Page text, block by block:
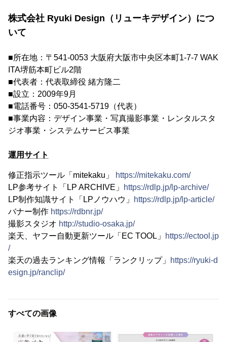
株式会社 Ryuki Design（リューキデザイン）につ
いて
■所在地：〒541-0053 大阪府大阪市中央区本町1-7-7 WAK
ITA堺筋本町ビル2階
■代表者：代表取締役 緒方隆二
■設立：2009年9月
■電話番号：050-3541-5719（代表）
■事業内容：デザイン事業・写真撮影事業・レンタルスタ
ジオ事業・システムサービス事業
運用サイト
修正指示ツール「mitekaku」
https://mitekaku.com/
LP参考サイト「LP ARCHIVE」
https://rdlp.jp/lp-archive/
LP制作知識サイト「LPノウハウ」
https://rdlp.jp/lp-article/
バナー制作 https://rdbnr.jp/
撮影スタジオ http://studio-osaka.jp/
楽天、ヤフー自動更新ツール「EC TOOL」
https://ectool.jp
/
楽天の過去ランキング情報「ランクリップ」
https://ryuki-d
esign.jp/ranclip/
すべての画像